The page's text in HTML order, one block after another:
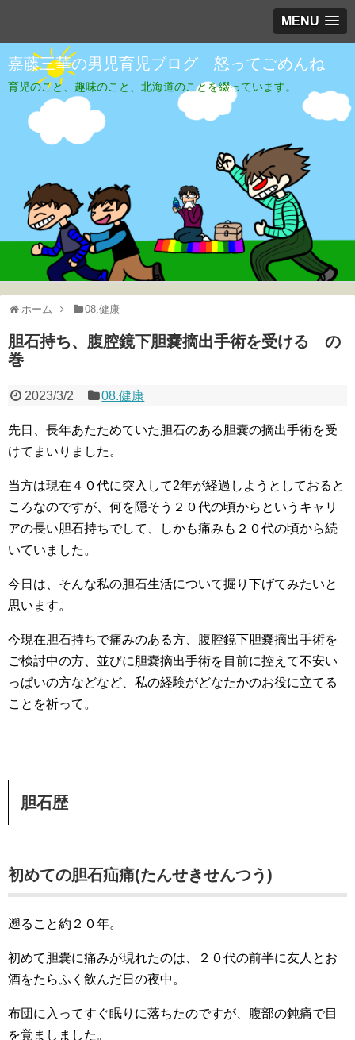
MENU
嘉藤三華の男児育児ブログ 怒ってごめんね
育児のこと、趣味のこと、北海道のことを綴っています。
ホーム 08.健康
胆石持ち、腹腔鏡下胆嚢摘出手術を受ける の
巻
2023/3/2 08.健康
先日、長年あたためていた胆石のある胆嚢の摘出手術を受
けてまいりました。
当方は現在４０代に突入して2年が経過しようとしておると
ころなのですが、何を隠そう２０代の頃からというキャリ
アの長い胆石持ちでして、しかも痛みも２０代の頃から続
いていました。
今日は、そんな私の胆石生活について掘り下げてみたいと
思います。
今現在胆石持ちで痛みのある方、腹腔鏡下胆嚢摘出手術を
ご検討中の方、並びに胆嚢摘出手術を目前に控えて不安い
っぱいの方などなど、私の経験がどなたかのお役に立てる
ことを祈って。
胆石歴
初めての胆石疝痛(たんせきせんつう)
遡ること約２０年。
初めて胆嚢に痛みが現れたのは、２０代の前半に友人とお
酒をたらふく飲んだ日の夜中。
布団に入ってすぐ眠りに落ちたのですが、腹部の鈍痛で目
を覚ましました。